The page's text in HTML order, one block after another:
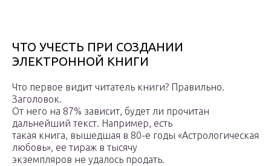
ЧТО УЧЕСТЬ ПРИ СОЗДАНИИ
ЭЛЕКТРОННОЙ КНИГИ
Что первое видит читатель книги? Правильно.
Заголовок.
От него на 87% зависит, будет ли прочитан
дальнейший текст. Например, есть
такая книга, вышедшая в 80-е годы «Астрологическая
любовь», ее тираж в тысячу
экземпляров не удалось продать.